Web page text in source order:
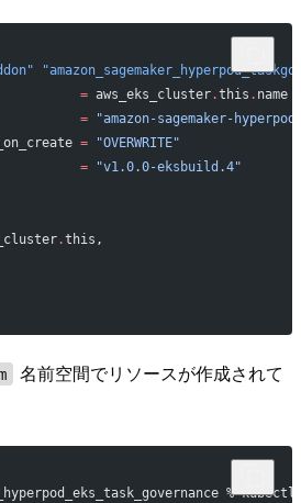
=
aws_eks_cluster.this . name
=
"amazon-sagemaker-
= "OVERWRITE"
=
"v1.0.0-eksbuild.4"
.this,
名前空間でリソースが作成されて
%